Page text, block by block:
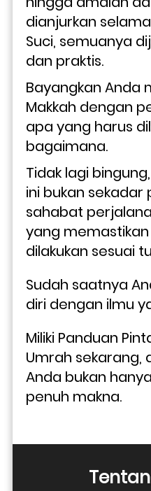
dianjurkan
Suci, semuanya
dan praktis.
Bayangkan Anda
Makkah dengan
apa yang harus
bagaimana.
Tidak lagi
ini bukan sekadar
sahabat
yang
dilakukan sesuai
Sudah saatnya
diri dengan ilmu
Miliki Panduan
Umrah sekarang,
Anda bukan
penuh makna.